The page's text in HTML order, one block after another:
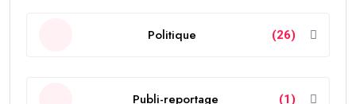
Politique (26)
Publi-reportage (1)